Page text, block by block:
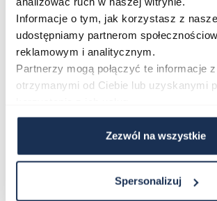
Informacje o tym, jak korzystasz z
udostępniamy partnerom
reklamowym i analitycznym.
Partnerzy mogą połączyć te informacje
otrzymanymi od Ciebie lub uzyskanymi
Zezwól na wszystkie
Spersonalizuj
propozycja z kolekcji GK James jest
wyborem.
Parametry
O marce
Opinie